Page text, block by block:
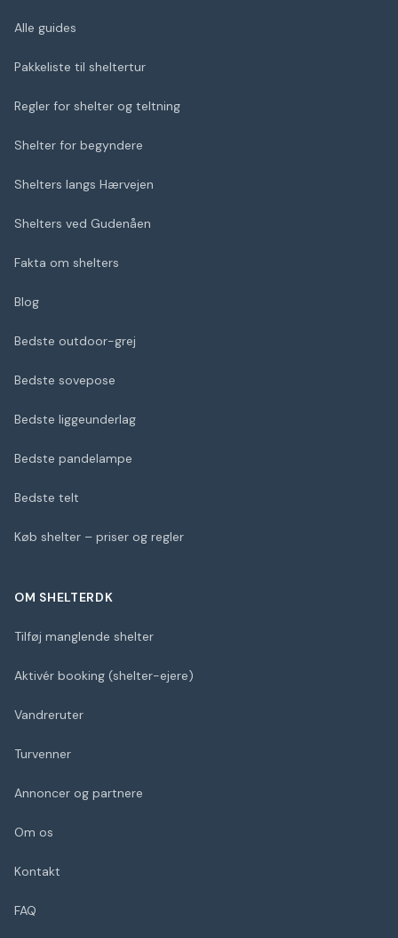
Alle guides
Pakkeliste til sheltertur
Regler for shelter og teltning
Shelter for begyndere
Shelters langs Hærvejen
Shelters ved Gudenåen
Fakta om shelters
Blog
Bedste outdoor-grej
Bedste sovepose
Bedste liggeunderlag
Bedste pandelampe
Bedste telt
Køb shelter – priser og regler
OM SHELTERDK
Tilføj manglende shelter
Aktivér booking (shelter-ejere)
Vandreruter
Turvenner
Annoncer og partnere
Om os
Kontakt
FAQ